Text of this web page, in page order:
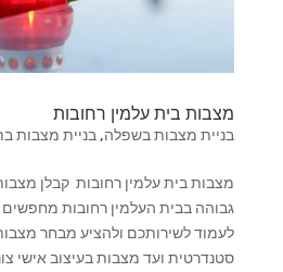
מצבות בית עלמין רחובות
בניית מצבות בשפלה,בניית מצבות
מצבות בית עלמין רחובות קבלן
גבוהה בבית העלמין רחובות
לעמוד לשירותכם ולהציע מבחר
סטנדרטית ועד מצבות בעיצוב אישי